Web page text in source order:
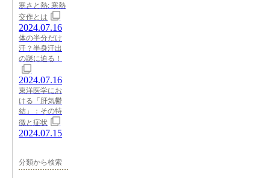
寒さと熱: 寒熱
交作とは
2024.07.16
体の半分だけ
汗？半身汗出
の謎に迫る！
2024.07.16
東洋医学にお
ける「肝気鬱
結」：その特
徴と症状
2024.07.15
分類から検索